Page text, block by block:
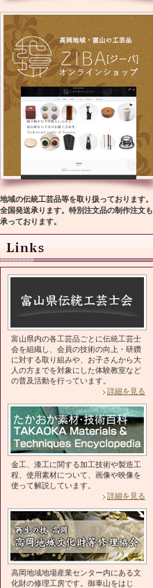
地域の伝統工芸品等を取り扱っております。
全国発送承ります。特別注文品の制作注文も
承っております。
富山県内の各工芸品ごとに伝統工芸士
会を組織し、会員の技術の向上・研鑽
に対する取り組みや、お子さんから大
人の方までを対象にした体験教室など
の普及活動を行っています。
詳細を見る
金工、漆工に関する加工技術や製造工
程、使用素材について、画像や映像を
使って解説しています。
詳細を見る
高岡地域地場産業センター内にある文
化財の修理工房です。御車山をはじ